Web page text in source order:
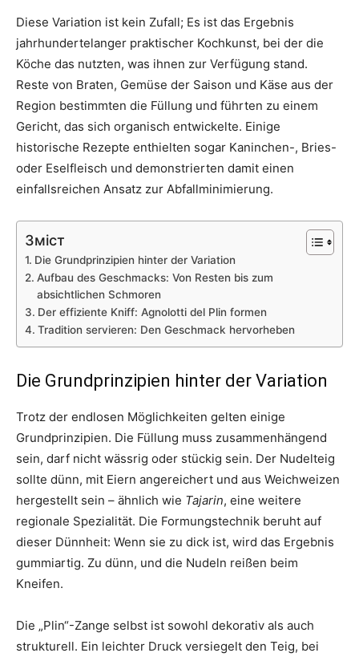
Diese Variation ist kein Zufall; Es ist das Ergebnis
jahrhundertelanger praktischer Kochkunst, bei der die
Köche das nutzten, was ihnen zur Verfügung stand.
Reste von Braten, Gemüse der Saison und Käse aus der
Region bestimmten die Füllung und führten zu einem
Gericht, das sich organisch entwickelte. Einige
historische Rezepte enthielten sogar Kaninchen-, Bries-
oder Eselfleisch und demonstrierten damit einen
einfallsreichen Ansatz zur Abfallminimierung.
Зміст
Die Grundprinzipien hinter der Variation
Aufbau des Geschmacks: Von Resten bis zum
absichtlichen Schmoren
Der effiziente Kniff: Agnolotti del Plin formen
Tradition servieren: Den Geschmack hervorheben
Die Grundprinzipien hinter der Variation
Trotz der endlosen Möglichkeiten gelten einige
Grundprinzipien. Die Füllung muss zusammenhängend
sein, darf nicht wässrig oder stückig sein. Der Nudelteig
sollte dünn, mit Eiern angereichert und aus Weichweizen
hergestellt sein – ähnlich wie Tajarin, eine weitere
regionale Spezialität. Die Formungstechnik beruht auf
dieser Dünnheit: Wenn sie zu dick ist, wird das Ergebnis
gummiartig. Zu dünn, und die Nudeln reißen beim
Kneifen.
Die „Plin“-Zange selbst ist sowohl dekorativ als auch
strukturell. Ein leichter Druck versiegelt den Teig, bei